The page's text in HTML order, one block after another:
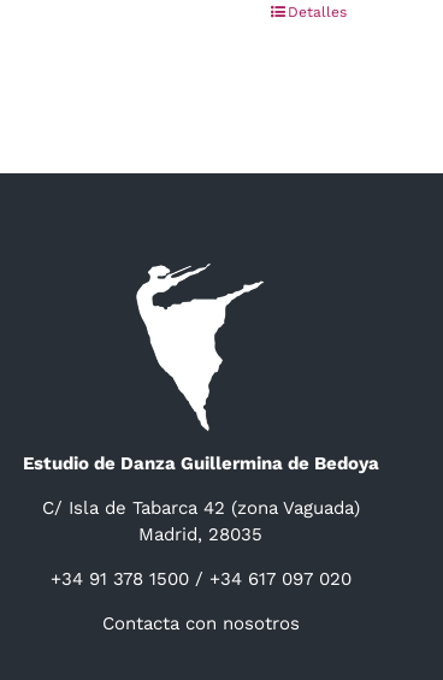
Detalles
Estudio de Danza Guillermina de Bedoya
C/ Isla de Tabarca 42 (zona Vaguada)
Madrid, 28035
+34 91 378 1500 / +34 617 097 020
Contacta con nosotros